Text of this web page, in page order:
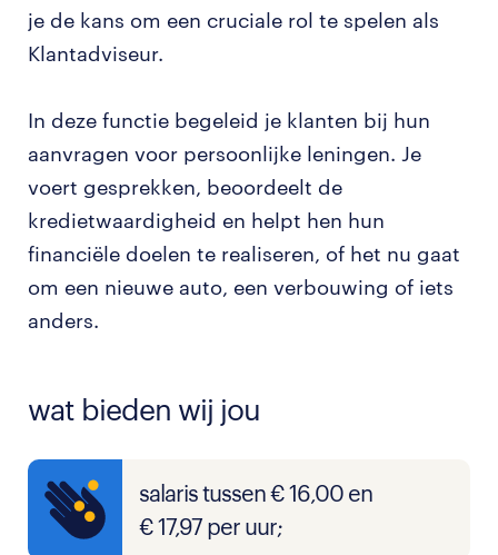
je de kans om een cruciale rol te spelen als
Klantadviseur.
In deze functie begeleid je klanten bij hun
aanvragen voor persoonlijke leningen. Je
voert gesprekken, beoordeelt de
kredietwaardigheid en helpt hen hun
financiële doelen te realiseren, of het nu gaat
om een nieuwe auto, een verbouwing of iets
anders.
wat bieden wij jou
salaris tussen € 16,00 en
€ 17,97 per uur;